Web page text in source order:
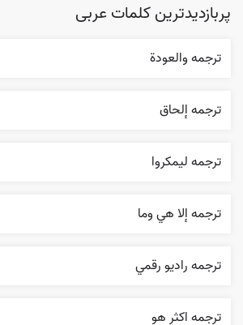
پربازدیدترین کلمات عربی
ترجمه والعودة
ترجمه إلحاق
ترجمه ليمکروا
ترجمه إلا هي وما
ترجمه راديو رقمي
ترجمه اکثر هو